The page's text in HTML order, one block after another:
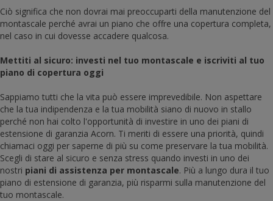
Ciò significa che non dovrai mai preoccuparti della manutenzione del
montascale perché avrai un piano che offre una copertura completa,
nel caso in cui dovesse accadere qualcosa.
Mettiti al sicuro: investi nel tuo montascale e iscriviti al tuo
piano di copertura oggi
Sappiamo tutti che la vita può essere imprevedibile. Non aspettare
che la tua indipendenza e la tua mobilità siano di nuovo in stallo
perché non hai colto l'opportunità di investire in uno dei piani di
estensione di garanzia Acorn. Ti meriti di essere una priorità, quindi
chiamaci oggi per saperne di più su come preservare la tua mobilità.
Scegli di stare al sicuro e senza stress quando investi in uno dei
nostri piani di assistenza per montascale. Più a lungo dura il tuo
piano di estensione di garanzia, più risparmi sulla manutenzione del
tuo montascale.